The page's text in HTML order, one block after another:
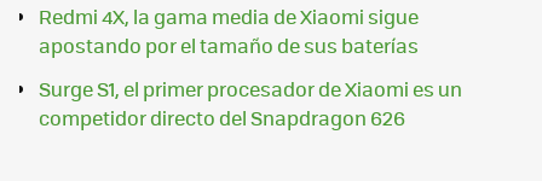
Redmi 4X, la gama media de Xiaomi sigue
apostando por el tamaño de sus baterías
Surge S1, el primer procesador de Xiaomi es un
competidor directo del Snapdragon 626